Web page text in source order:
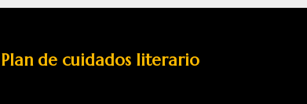
Plan de cuidados literario